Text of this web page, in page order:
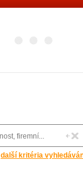
další kritéria